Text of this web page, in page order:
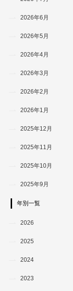
2026年6月
2026年5月
2026年4月
2026年3月
2026年2月
2026年1月
2025年12月
2025年11月
2025年10月
2025年9月
年別一覧
2026
2025
2024
2023